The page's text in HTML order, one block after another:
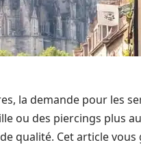
la demande pour les
ou des piercings plus
qualité. Cet article